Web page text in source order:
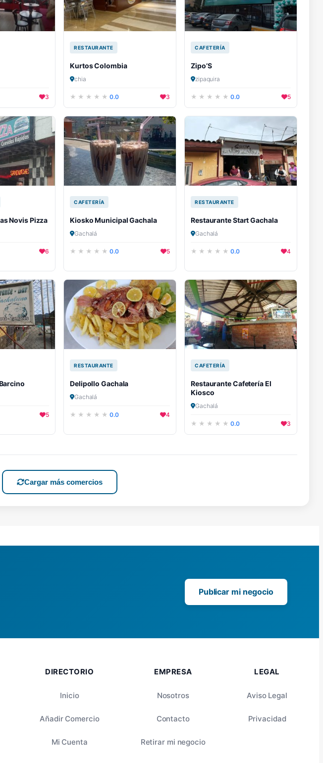
3
RESTAURANTE
Kurtos Colombia
chia
0.0 3
CAFETERÍA
Zipo’S
zipaquira
0.0 5
Novis Pizza
6
CAFETERÍA
Kiosko Municipal Gachala
Gachalá
0.0 5
RESTAURANTE
Restaurante Start Gachala
Gachalá
0.0 4
5
RESTAURANTE
Delipollo Gachala
Gachalá
0.0 4
CAFETERÍA
Restaurante Cafetería El
Kiosco
Gachalá
0.0 3
Cargar más comercios
Publicar mi negocio
DIRECTORIO
Inicio
Añadir Comercio
Mi Cuenta
EMPRESA
Nosotros
Contacto
Retirar mi negocio
LEGAL
Aviso Legal
Privacidad